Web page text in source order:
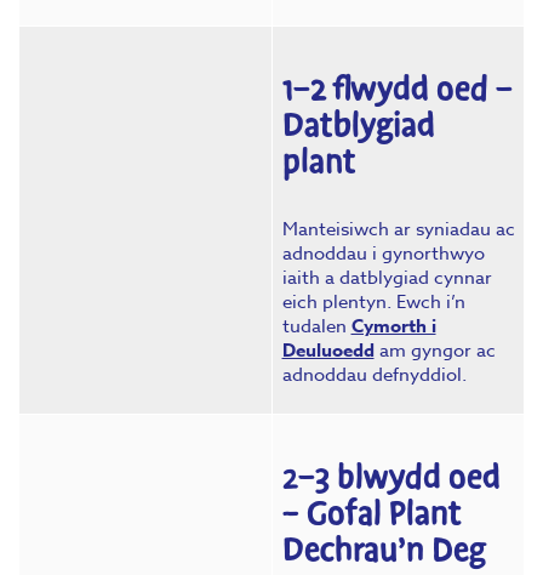
1–2 flwydd oed –
Datblygiad
plant
Manteisiwch ar syniadau ac
adnoddau i gynorthwyo
iaith a datblygiad cynnar
eich plentyn. Ewch i’n
tudalen Cymorth i
Deuluoeddam gyngor ac
adnoddau defnyddiol.
2–3 blwydd oed
– Gofal Plant
Dechrau’n Deg